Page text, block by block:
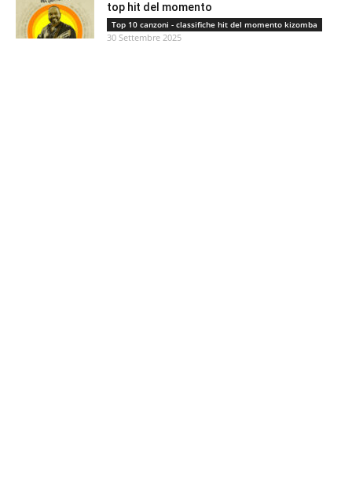
top hit del momento
Top 10 canzoni - classifiche hit del momento kizomba
30 Settembre 2025